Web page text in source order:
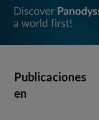
Publicaciones
en